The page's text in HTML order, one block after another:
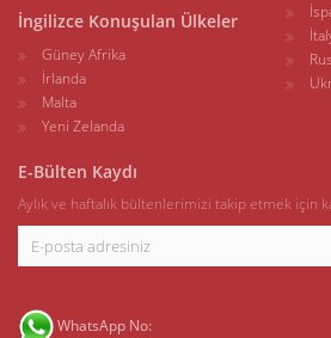
İngilizce Konuşulan Ülkeler
Güney Afrika
İrlanda
Malta
Yeni Zelanda
E-Bülten Kaydı
Aylık ve haftalık bültenlerimizi takip etmek için
WhatsApp No: